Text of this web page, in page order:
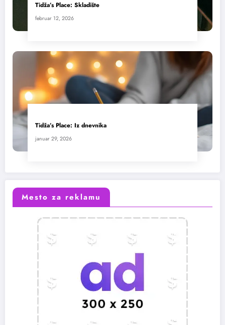
Tidža’s Place: Skladište
februar 12, 2026
Tidža’s Place: Iz dnevnika
januar 29, 2026
Mesto za reklamu